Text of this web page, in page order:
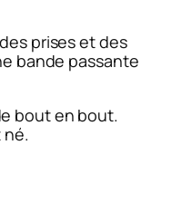
prises et des
bande passante
bout en bout.
né.